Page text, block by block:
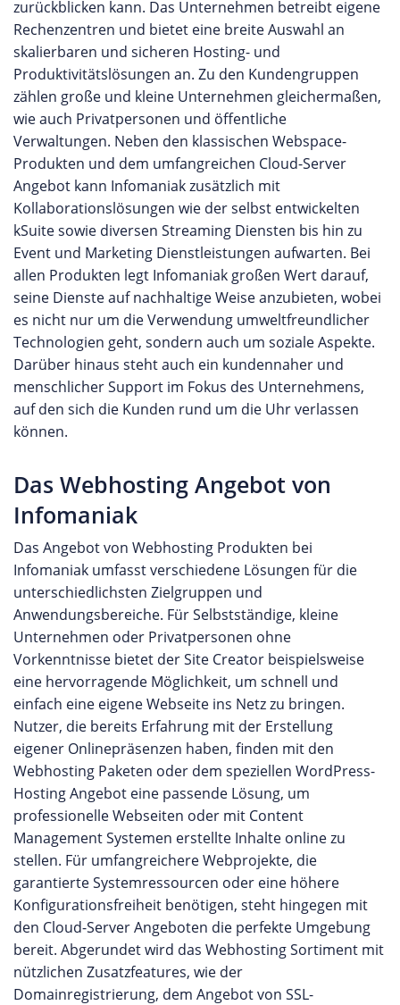
zurückblicken kann. Das Unternehmen betreibt eigene
Rechenzentren und bietet eine breite Auswahl an
skalierbaren und sicheren Hosting- und
Produktivitätslösungen an. Zu den Kundengruppen
zählen große und kleine Unternehmen gleichermaßen,
wie auch Privatpersonen und öffentliche
Verwaltungen. Neben den klassischen Webspace-
Produkten und dem umfangreichen Cloud-Server
Angebot kann Infomaniak zusätzlich mit
Kollaborationslösungen wie der selbst entwickelten
kSuite sowie diversen Streaming Diensten bis hin zu
Event und Marketing Dienstleistungen aufwarten. Bei
allen Produkten legt Infomaniak großen Wert darauf,
seine Dienste auf nachhaltige Weise anzubieten, wobei
es nicht nur um die Verwendung umweltfreundlicher
Technologien geht, sondern auch um soziale Aspekte.
Darüber hinaus steht auch ein kundennaher und
menschlicher Support im Fokus des Unternehmens,
auf den sich die Kunden rund um die Uhr verlassen
können.
Das Webhosting Angebot von
Infomaniak
Das Angebot von Webhosting Produkten bei
Infomaniak umfasst verschiedene Lösungen für die
unterschiedlichsten Zielgruppen und
Anwendungsbereiche. Für Selbstständige, kleine
Unternehmen oder Privatpersonen ohne
Vorkenntnisse bietet der Site Creator beispielsweise
eine hervorragende Möglichkeit, um schnell und
einfach eine eigene Webseite ins Netz zu bringen.
Nutzer, die bereits Erfahrung mit der Erstellung
eigener Onlinepräsenzen haben, finden mit den
Webhosting Paketen oder dem speziellen WordPress-
Hosting Angebot eine passende Lösung, um
professionelle Webseiten oder mit Content
Management Systemen erstellte Inhalte online zu
stellen. Für umfangreichere Webprojekte, die
garantierte Systemressourcen oder eine höhere
Konfigurationsfreiheit benötigen, steht hingegen mit
den Cloud-Server Angeboten die perfekte Umgebung
bereit. Abgerundet wird das Webhosting Sortiment mit
nützlichen Zusatzfeatures, wie der
Domainregistrierung, dem Angebot von SSL-